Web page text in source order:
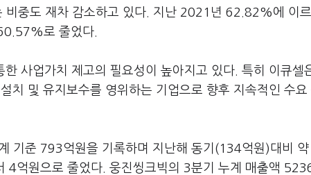
비중도 재차 감소하고 있다. 지난 2021년 62.82%에 이
로 줄었다.
사업가치 제고의 필요성이 높아지고 있다. 특히 이큐셀
치 및 유지보수를 영위하는 기업으로 향후 지속적인 수요
기준 793억원을 기록하며 지난해 동기(134억원)대비
4억원으로 줄었다. 웅진씽크빅의 3분기 누계 매출액